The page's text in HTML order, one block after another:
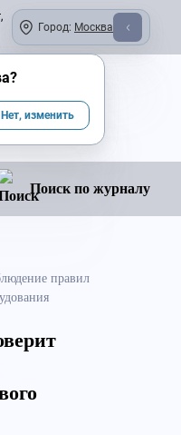
Город: Москва
Поиск по журналу
правил
?
Нет, изменить